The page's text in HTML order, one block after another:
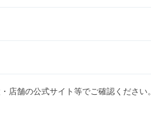
舗の公式サイト等でご確認ください。